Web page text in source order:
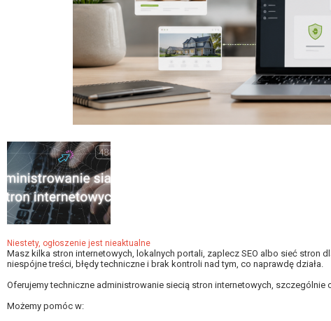
Niestety, ogłoszenie jest nieaktualne
Masz kilka stron internetowych, lokalnych portali, zaplecz SEO albo sieć stron
niespójne treści, błędy techniczne i brak kontroli nad tym, co naprawdę działa.
Oferujemy techniczne administrowanie siecią stron internetowych, szczególnie
Możemy pomóc w: